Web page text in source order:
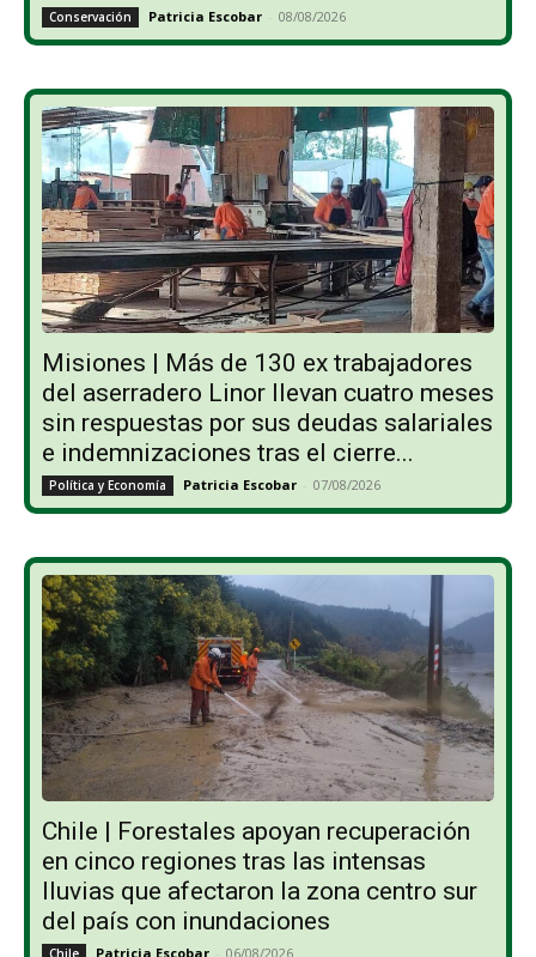
Conservación Patricia Escobar - 08/08/2026
Misiones | Más de 130 ex trabajadores
del aserradero Linor llevan cuatro meses
sin respuestas por sus deudas salariales
e indemnizaciones tras el cierre...
Política y Economía Patricia Escobar - 07/08/2026
Chile | Forestales apoyan recuperación
en cinco regiones tras las intensas
lluvias que afectaron la zona centro sur
del país con inundaciones
Chile Patricia Escobar - 06/08/2026